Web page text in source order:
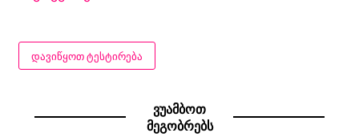
ᲓᲐᲕᲘᲬᲧᲝᲗ ᲢᲔᲡᲢᲘᲠᲔᲑᲐ
ვუამბოთ
მეგობრებს